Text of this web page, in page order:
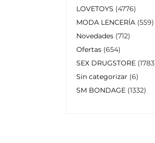
LOVETOYS 4776
MODA LENCERÍA 559
Novedades 712
Ofertas 654
SEX DRUGSTORE 1783
Sin categorizar 6
SM BONDAGE 1332